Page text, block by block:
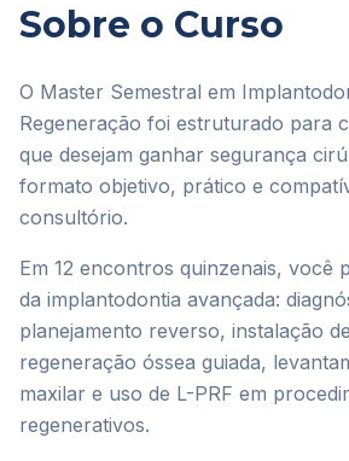
Sobre o Curso
O Master Semestral em
Regeneração foi estruturado para
que desejam ganhar segurança
formato objetivo, prático e
consultório.
Em 12 encontros quinzenais, você
da implantodontia avançada:
planejamento reverso, instalação
regeneração óssea guiada,
maxilar e uso de L-PRF em
regenerativos.